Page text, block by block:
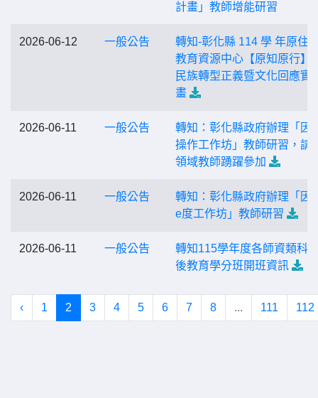
計畫」教師增能研習
2026-06-12 一般公告
轉知-彰化縣 114 學 年原住
教育資源中心【原知原行】
民族轉型正義暨文化回應實
畫
2026-06-11 一般公告
轉知：彰化縣政府辦理「因
操作工作坊」教師研習，請
領域教師踴躍參加
2026-06-11 一般公告
轉知：彰化縣政府辦理「因
e度工作坊」教師研習
2026-06-11 一般公告
轉知115學年度各師資類科
後教育學分班開班資訊
‹ 1 2 3 4 5 6 7 8 ... 111 112